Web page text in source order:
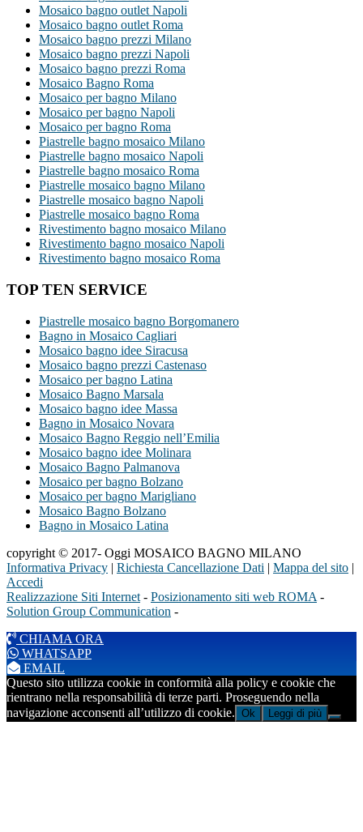
Mosaico bagno outlet Napoli
Mosaico bagno outlet Roma
Mosaico bagno prezzi Milano
Mosaico bagno prezzi Napoli
Mosaico bagno prezzi Roma
Mosaico Bagno Roma
Mosaico per bagno Milano
Mosaico per bagno Napoli
Mosaico per bagno Roma
Piastrelle bagno mosaico Milano
Piastrelle bagno mosaico Napoli
Piastrelle bagno mosaico Roma
Piastrelle mosaico bagno Milano
Piastrelle mosaico bagno Napoli
Piastrelle mosaico bagno Roma
Rivestimento bagno mosaico Milano
Rivestimento bagno mosaico Napoli
Rivestimento bagno mosaico Roma
TOP TEN SERVICE
Piastrelle mosaico bagno Borgomanero
Bagno in Mosaico Cagliari
Mosaico bagno idee Siracusa
Mosaico bagno prezzi Castenaso
Mosaico per bagno Latina
Mosaico Bagno Marsala
Mosaico bagno idee Massa
Bagno in Mosaico Novara
Mosaico Bagno Reggio nell’Emilia
Mosaico bagno idee Molinara
Mosaico Bagno Palmanova
Mosaico per bagno Bolzano
Mosaico per bagno Marigliano
Mosaico Bagno Bolzano
Bagno in Mosaico Latina
copyright © 2017- Oggi MOSAICO BAGNO MILANO
Informativa Privacy | Richiesta Cancellazione Dati | Mappa del sito |
Accedi
Realizzazione Siti Internet - Posizionamento siti web ROMA -
Solution Group Communication -
CHIAMA ORA
WHATSAPP
EMAIL
Questo sito utilizza cookie in conformità alla policy e cookie che
rientrano nella responsabilità di terze parti. Proseguendo nella
navigazione acconsenti all’utilizzo di cookie. Ok Leggi di più